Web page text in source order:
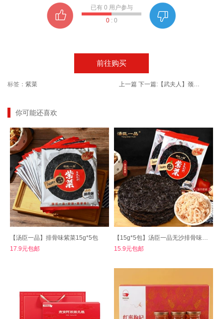
已有 0 用户参与
0: 0
前往购买
标签： 紫菜 上一篇 下一篇:
你可能还喜欢
【汤臣一品】排骨味紫菜15g*5包
17.9元包邮
15.9元包邮